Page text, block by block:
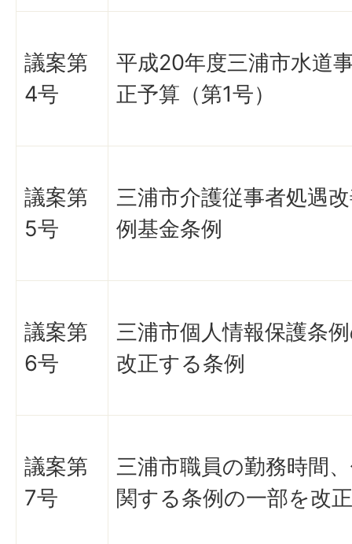
議案第
4号
平成20年度三浦市水道
正予算（第1号）
議案第
5号
三浦市介護従事者処遇
例基金条例
議案第
6号
三浦市個人情報保護条
改正する条例
議案第
7号
三浦市職員の勤務時間
関する条例の一部を改